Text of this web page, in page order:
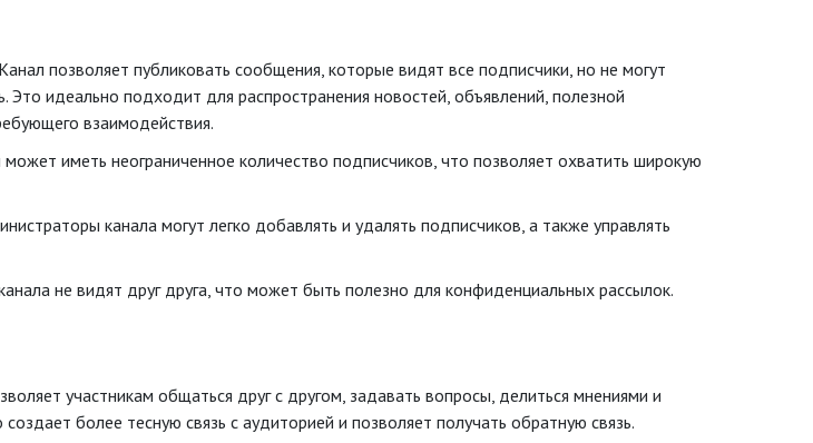
Канал позволяет публиковать сообщения, которые видят все подписчики, но не могут
Это идеально подходит для распространения новостей, объявлений, полезной
взаимодействия.
может иметь неограниченное количество подписчиков, что позволяет охватить широкую
канала могут легко добавлять и удалять подписчиков, а также управлять
не видят друг друга, что может быть полезно для конфиденциальных рассылок.
участникам общаться друг с другом, задавать вопросы, делиться мнениями и
создает более тесную связь с аудиторией и позволяет получать обратную связь.